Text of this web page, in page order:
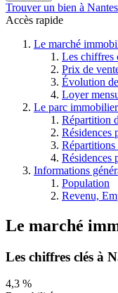
Trouver un bien à Nantes
Accès rapide
Le marché
Les chiffres
Prix de
Évolution
Loyer
Le parc immobilier
Répartition
Résidences
Répartitions
Résidences
Informations
Population
Revenu,
Le marché
Les chiffres clés à
4,3 %